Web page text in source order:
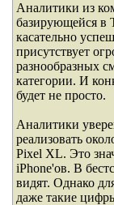
Аналитики из
базирующейся в
касательно
присутствует
разнообразных
категории. И
будет не просто.
Аналитики
реализовать
Pixel XL. Это
iPhone'ов. В
видят. Однако
даже такие